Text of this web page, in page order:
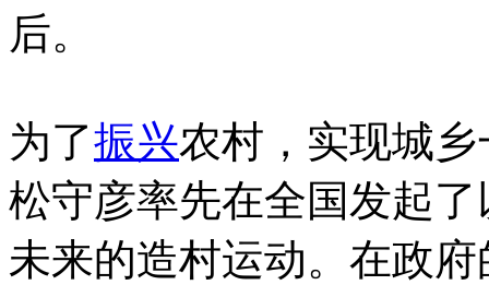
后。
为了振兴农村，实现城
松守彦率先在全国发起
未来的造村运动。在政